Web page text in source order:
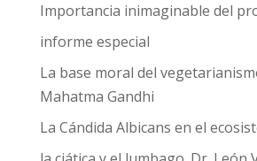
Importancia inimaginable del
informe especial
La base moral del
Mahatma Gandhi
La Cándida Albicans en el